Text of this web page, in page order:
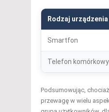
Rodzaj urządzenia
Smartfon
Telefon komórkowy
Podsumowując,
przewagę w wielu